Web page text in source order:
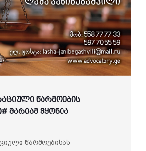
წარმოების
მარიამ ჭყონია
წარმოებისას